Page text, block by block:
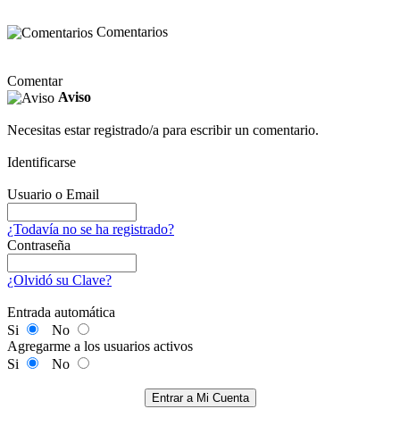
Comentarios
Comentar
Aviso
Necesitas estar registrado/a para escribir un comentario.
Identificarse
Usuario o Email
¿Todavía no se ha registrado?
Contraseña
¿Olvidó su Clave?
Entrada automática
Si
No
Agregarme a los usuarios activos
Si
No
Entrar a Mi Cuenta